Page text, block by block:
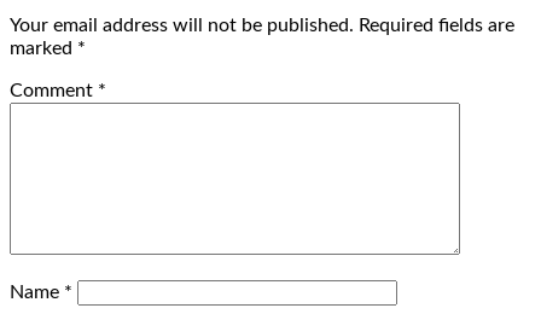
Your email address will not be published. Required fields are
marked *
Comment *
Name *